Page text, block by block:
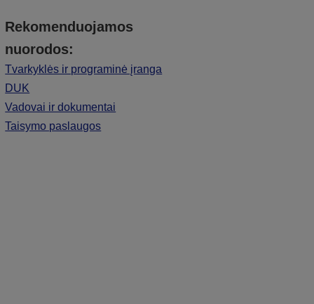
Rekomenduojamos
nuorodos:
Tvarkyklės ir programinė įranga
DUK
Vadovai ir dokumentai
Taisymo paslaugos